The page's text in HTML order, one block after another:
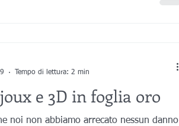
e 3D in foglia oro
noi non abbiamo arrecato nessun danno
Tempo di lettura: 2 min